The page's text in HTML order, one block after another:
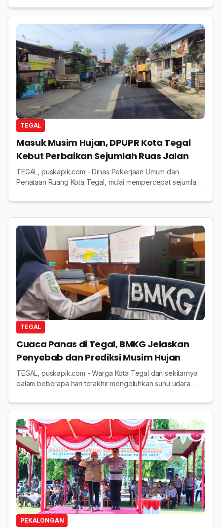
meski hujan mengguyur sejak awal. Kegiatan ...
TEGAL
Masuk Musim Hujan, DPUPR Kota Tegal
Kebut Perbaikan Sejumlah Ruas Jalan
TEGAL, puskapik.com - Dinas Pekerjaan Umum dan
Penataan Ruang Kota Tegal, mulai mempercepat sejumlah
Langkah ini dilakukan agar perbaikan s...
TEGAL
Cuaca Panas di Tegal, BMKG Jelaskan
Penyebab dan Prediksi Musim Hujan
TEGAL, puskapik.com - Warga Kota Tegal dan sekitarnya
dalam beberapa hari terakhir mengeluhkan suhu udara
wajar terjadi, menurut penjelasan ...
PEKALONGAN